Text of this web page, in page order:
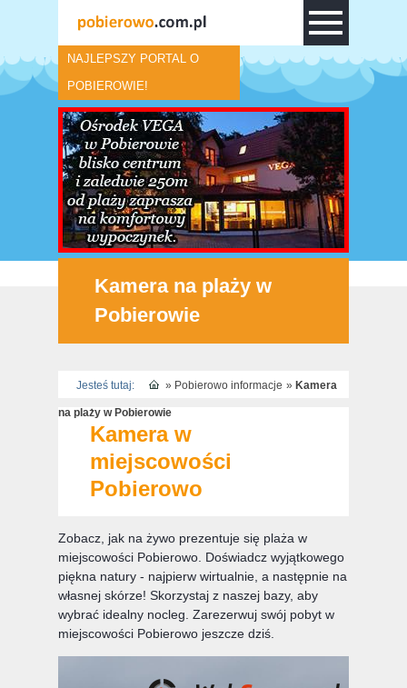
NAJLEPSZY PORTAL O
POBIEROWIE!
Kamera na plaży w
Pobierowie
Jesteś tutaj: » Pobierowo informacje » Kamera
na plaży w Pobierowie
Kamera w
miejscowości
Pobierowo
Zobacz, jak na żywo prezentuje się plaża w
miejscowości Pobierowo. Doświadcz wyjątkowego
piękna natury - najpierw wirtualnie, a następnie na
własnej skórze! Skorzystaj z naszej bazy, aby
wybrać idealny nocleg. Zarezerwuj swój pobyt w
miejscowości Pobierowo jeszcze dziś.